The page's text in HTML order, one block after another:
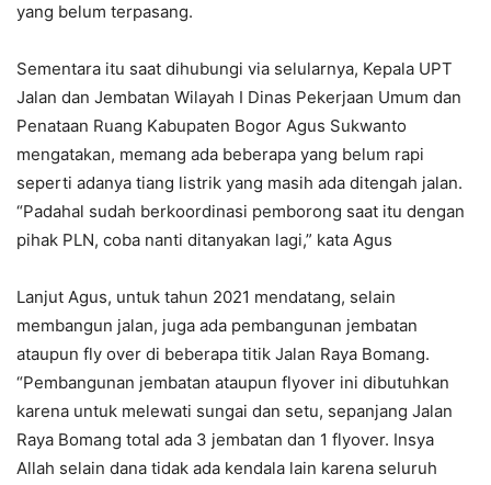
yang belum terpasang.
Sementara itu saat dihubungi via selularnya, Kepala UPT
Jalan dan Jembatan Wilayah I Dinas Pekerjaan Umum dan
Penataan Ruang Kabupaten Bogor Agus Sukwanto
mengatakan, memang ada beberapa yang belum rapi
seperti adanya tiang listrik yang masih ada ditengah jalan.
“Padahal sudah berkoordinasi pemborong saat itu dengan
pihak PLN, coba nanti ditanyakan lagi,” kata Agus
Lanjut Agus, untuk tahun 2021 mendatang, selain
membangun jalan, juga ada pembangunan jembatan
ataupun fly over di beberapa titik Jalan Raya Bomang.
“Pembangunan jembatan ataupun flyover ini dibutuhkan
karena untuk melewati sungai dan setu, sepanjang Jalan
Raya Bomang total ada 3 jembatan dan 1 flyover. Insya
Allah selain dana tidak ada kendala lain karena seluruh